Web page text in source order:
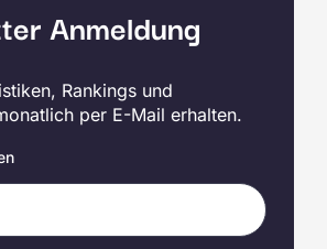
Anmeldung
Rankings und
per E-Mail erhalten.